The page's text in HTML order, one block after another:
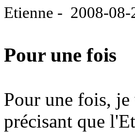
Etienne - 2008-08-
Pour une fois
Pour une fois,
précisant que